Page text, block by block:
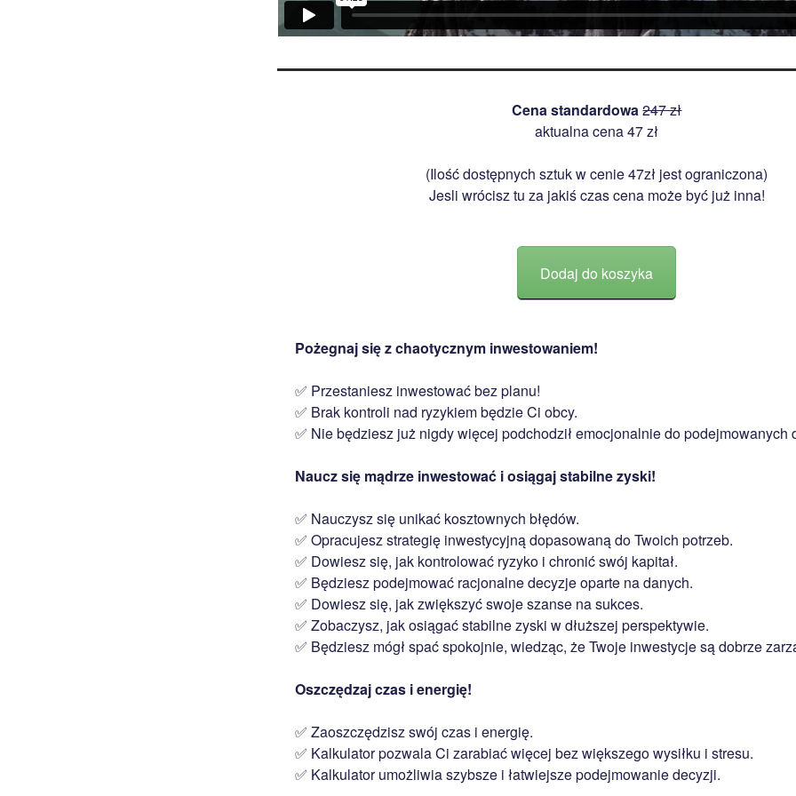
Cena standardowa247 zł
aktualna cena 47 zł
(Ilość dostępnych sztuk w cenie 47zł jest ograniczona)
Jesli wrócisz tu za jakiś czas cena może być już inna!
Dodaj do koszyka
Pożegnaj się z chaotycznym inwestowaniem!
✅ Przestaniesz inwestować bez planu!
✅ Brak kontroli nad ryzykiem będzie Ci obcy.
✅ Nie będziesz już nigdy więcej podchodził emocjonalnie do podejmowanych
Naucz się mądrze inwestować i osiągaj stabilne zyski!
✅ Nauczysz się unikać kosztownych błędów.
✅ Opracujesz strategię inwestycyjną dopasowaną do Twoich potrzeb.
✅ Dowiesz się, jak kontrolować ryzyko i chronić swój kapitał.
✅ Będziesz podejmować racjonalne decyzje oparte na danych.
✅ Dowiesz się, jak zwiększyć swoje szanse na sukces.
✅ Zobaczysz, jak osiągać stabilne zyski w dłuższej perspektywie.
✅ Będziesz mógł spać spokojnie, wiedząc, że Twoje inwestycje są dobrze
Oszczędzaj czas i energię!
✅ Zaoszczędzisz swój czas i energię.
✅ Kalkulator pozwala Ci zarabiać więcej bez większego wysiłku i stresu.
✅ Kalkulator umożliwia szybsze i łatwiejsze podejmowanie decyzji.